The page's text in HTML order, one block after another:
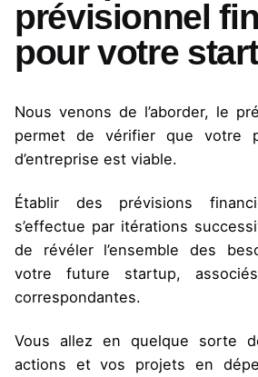
prévisionnel
pour votre
Nous venons de l’aborder, le
permet de vérifier que votre
d’entreprise est viable.
Établir des prévisions
s’effectue par itérations
de révéler l’ensemble des
votre future startup,
correspondantes.
Vous allez en quelque sorte
actions et vos projets en